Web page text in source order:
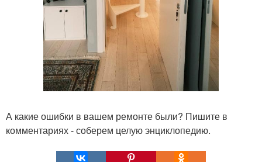
А какие ошибки в вашем ремонте были? Пишите в
комментариях - соберем целую энциклопедию.